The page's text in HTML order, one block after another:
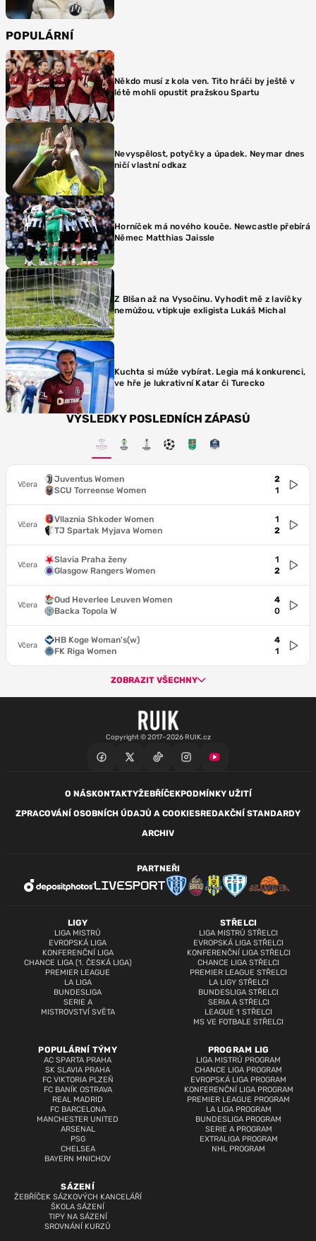
POPULÁRNÍ
Někdo musí z kola ven. Tito hráči by ještě v
létě mohli opustit pražskou Spartu
Nevyspělost, potyčky a úpadek. Neymar dnes
ničí vlastní odkaz
Horníček má nového kouče. Newcastle přebírá
Němec Matthias Jaissle
Z Blšan až na Vysočinu. Vyhodit mě z lavičky
nemůžou, vtipkuje exligista Lukáš Michal
Kuchta si může vybírat. Legia má konkurenci,
ve hře je lukrativní Katar či Turecko
VÝSLEDKY POSLEDNÍCH ZÁPASŮ
Včera
Juventus Women
SCU Torreense Women
2
1
Včera
Vllaznia Shkoder Women
TJ Spartak Myjava Women
1
2
Včera
Slavia Praha ženy
Glasgow Rangers Women
1
2
Včera
Oud Heverlee Leuven Women
Backa Topola W
4
0
Včera
HB Koge Woman's(w)
FK Riga Women
4
1
ZOBRAZIT VŠECHNY
Copyright © 2017–2026 RUIK.cz
O NÁSKONTAKTYŽEBŘÍČEKPODMÍNKY UŽITÍ
ZPRACOVÁNÍ OSOBNÍCH ÚDAJŮ A COOKIESREDAKČNÍ STANDARDY
ARCHIV
LIGY
LIGA MISTRŮ
EVROPSKÁ LIGA
KONFERENČNÍ LIGA
CHANCE LIGA (1. ČESKÁ LIGA)
PREMIER LEAGUE
LA LIGA
BUNDESLIGA
SERIE A
MISTROVSTVÍ SVĚTA
STŘELCI
LIGA MISTRŮ STŘELCI
EVROPSKÁ LIGA STŘELCI
KONFERENČNÍ LIGA STŘELCI
CHANCE LIGA STŘELCI
PREMIER LEAGUE STŘELCI
LA LIGY STŘELCI
BUNDESLIGA STŘELCI
SERIA A STŘELCI
LEAGUE 1 STŘELCI
MS VE FOTBALE STŘELCI
POPULÁRNÍ TÝMY
AC SPARTA PRAHA
SK SLAVIA PRAHA
FC VIKTORIA PLZEŇ
FC BANÍK OSTRAVA
REAL MADRID
FC BARCELONA
MANCHESTER UNITED
ARSENAL
PSG
CHELSEA
BAYERN MNICHOV
PROGRAM LIG
LIGA MISTRŮ PROGRAM
CHANCE LIGA PROGRAM
EVROPSKÁ LIGA PROGRAM
KONFERENČNÍ LIGA PROGRAM
PREMIER LEAGUE PROGRAM
LA LIGA PROGRAM
BUNDESLIGA PROGRAM
SERIE A PROGRAM
EXTRALIGA PROGRAM
NHL PROGRAM
SÁZENÍ
ŽEBŘÍČEK SÁZKOVÝCH KANCELÁŘÍ
ŠKOLA SÁZENÍ
TIPY NA SÁZENÍ
SROVNÁNÍ KURZŮ
PARTNEŘI